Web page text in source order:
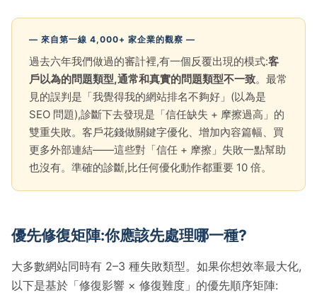
— 來自第一線 4,000+ 家企業的觀察 —
過去六年我們做過的審計裡,有一個反覆出現的模式:客
戶以為的問題類型,通常和真實的問題類型不一致。最常
見的誤判是「我覺得我的網站排名不夠好」(以為是
SEO 問題),診斷下去發現是「信任缺失 + 摩擦過高」的
雙重失敗。客戶花錢做關鍵字優化、增加內容篇幅、買
更多外部連結——這些對「信任 + 摩擦」失敗一點幫助
也沒有。準確的診斷,比任何優化動作都重要 10 倍。
優先修復矩陣:你應該先處理哪一種?
大多數網站同時有 2–3 種失敗類型。如果你想效率最大化,
以下是基於「修復影響 × 修復難度」的優先順序矩陣: